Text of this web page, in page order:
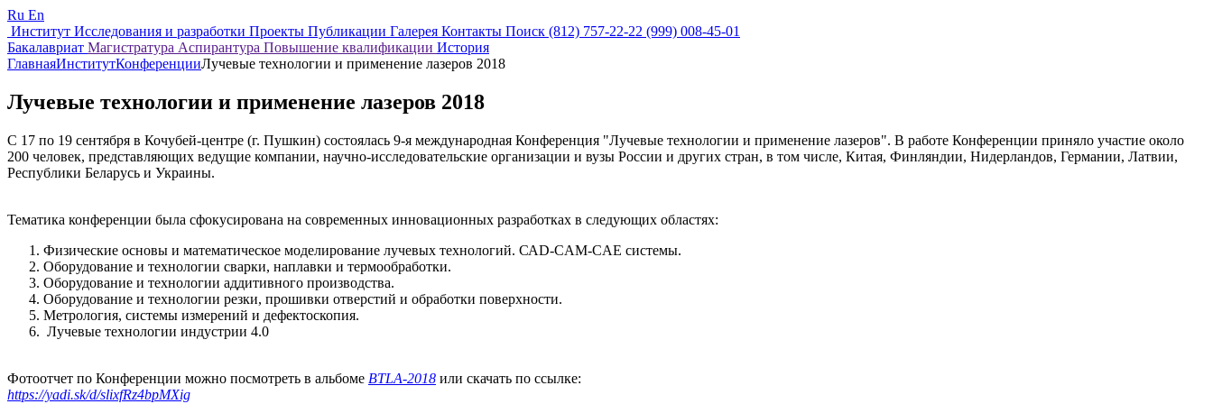
Ru En
Институт Исследования и разработки Проекты Публикации Галерея Контакты Поиск (812) 757-22-22 (999) 008-45-01
Бакалавриат Магистратура Аспирантура Повышение квалификации История
ГлавнаяИнститутКонференцииЛучевые технологии и применение лазеров 2018
Лучевые технологии и применение лазеров 2018
С 17 по 19 сентября в Кочубей-центре (г. Пушкин) состоялась 9-я международная Конференция "Лучевые технологии и применение лазеров". В работе Конференции приняло участие около
200 человек, представляющих ведущие компании, научно-исследовательские организации и вузы России и других стран, в том числе, Китая, Финляндии, Нидерландов, Германии, Латвии,
Республики Беларусь и Украины.
Тематика конференции была сфокусирована на современных инновационных разработках в следующих областях:
Физические основы и математическое моделирование лучевых технологий. САD-CAM-CАЕ системы.
Оборудование и технологии сварки, наплавки и термообработки.
Оборудование и технологии аддитивного производства.
Оборудование и технологии резки, прошивки отверстий и обработки поверхности.
Метрология, системы измерений и дефектоскопия.
Лучевые технологии индустрии 4.0
Фотоотчет по Конференции можно посмотреть в альбоме BTLA-2018 или скачать по ссылке:
https://yadi.sk/d/slixfRz4bpMXig